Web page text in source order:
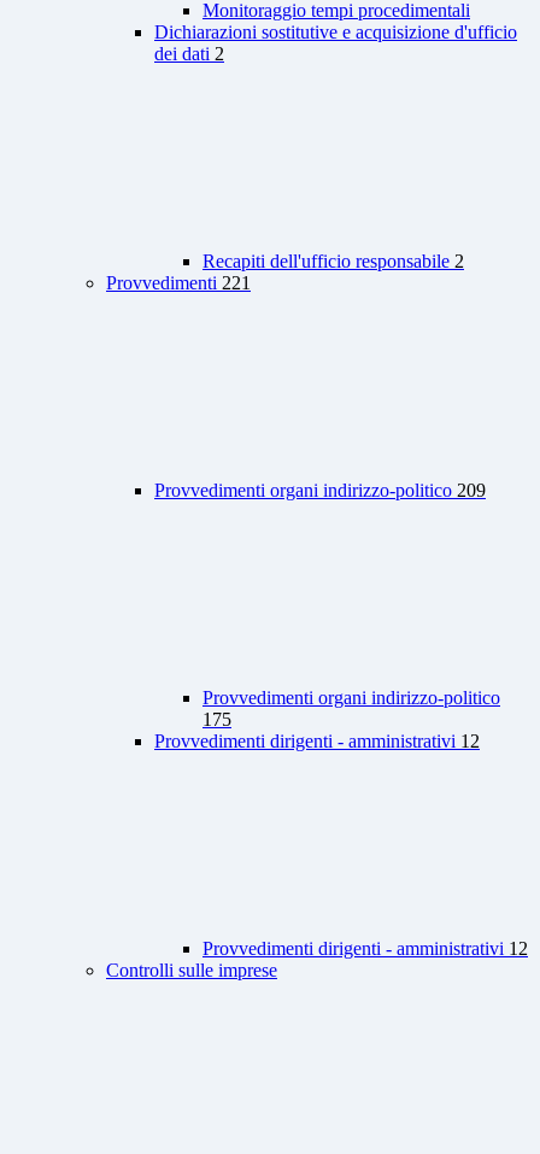
Monitoraggio tempi procedimentali
Dichiarazioni sostitutive e acquisizione d'ufficio
dei dati 2
Recapiti dell'ufficio responsabile 2
Provvedimenti 221
Provvedimenti organi indirizzo-politico 209
Provvedimenti organi indirizzo-politico
175
Provvedimenti dirigenti - amministrativi 12
Provvedimenti dirigenti - amministrativi 12
Controlli sulle imprese